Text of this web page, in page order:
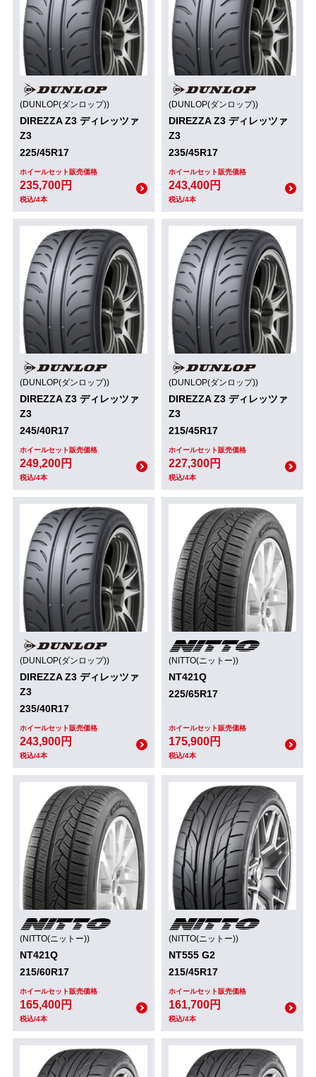
(DUNLOP(ダンロップ))
DIREZZA Z3 ディレッツァ
Z3
225/45R17
ホイールセット販売価格
235,700円
税込/4本
(DUNLOP(ダンロップ))
DIREZZA Z3 ディレッツァ
Z3
235/45R17
ホイールセット販売価格
243,400円
税込/4本
(DUNLOP(ダンロップ))
DIREZZA Z3 ディレッツァ
Z3
245/40R17
ホイールセット販売価格
249,200円
税込/4本
(DUNLOP(ダンロップ))
DIREZZA Z3 ディレッツァ
Z3
215/45R17
ホイールセット販売価格
227,300円
税込/4本
(DUNLOP(ダンロップ))
DIREZZA Z3 ディレッツァ
Z3
235/40R17
ホイールセット販売価格
243,900円
税込/4本
(NITTO(ニットー))
NT421Q
225/65R17
ホイールセット販売価格
175,900円
税込/4本
(NITTO(ニットー))
NT421Q
215/60R17
ホイールセット販売価格
165,400円
税込/4本
(NITTO(ニットー))
NT555 G2
215/45R17
ホイールセット販売価格
161,700円
税込/4本